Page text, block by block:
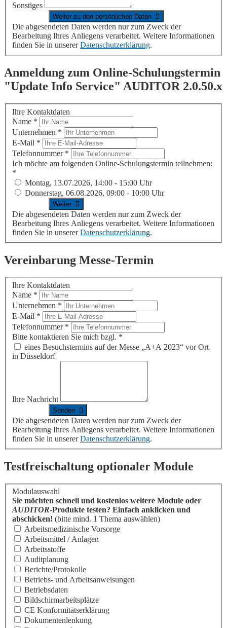
Sonstiges
Die abgesendeten Daten werden nur zum Zweck der
Bearbeitung Ihres Anliegens verarbeitet. Weitere Informationen
finden Sie in unsererDatenschutzerklärung.
Anmeldung zum Online-Schulungstermin
"Update Info Service" AUDITOR 2.0.50.x
Ihre Kontaktdaten
Name *
Unternehmen *
E-Mail *
Telefonnummer *
Ich möchte am folgenden Online-Schulungstermin teilnehmen:
*
Montag, 13.07.2026, 14:00 - 15:00 Uhr
Donnerstag, 06.08.2026, 09:00 - 10:00 Uhr
Die abgesendeten Daten werden nur zum Zweck der
Bearbeitung Ihres Anliegens verarbeitet. Weitere Informationen
finden Sie in unsererDatenschutzerklärung.
Vereinbarung Messe-Termin
Ihre Kontaktdaten
Name *
Unternehmen *
E-Mail *
Telefonnummer *
Bitte kontaktieren Sie mich bzgl. *
eines Besuchstermins auf der Messe „A+A 2023“ vor Ort
in Düsseldorf
Ihre Nachricht
Die abgesendeten Daten werden nur zum Zweck der
Bearbeitung Ihres Anliegens verarbeitet. Weitere Informationen
finden Sie in unsererDatenschutzerklärung.
Testfreischaltung optionaler Module
Modulauswahl
Sie möchten schnell und kostenlos weitere Module oder
AUDITOR-Produkte testen? Einfach anklicken und
abschicken! (bitte mind. 1 Thema auswählen)
Arbeitsmedizinische Vorsorge
Arbeitsmittel / Anlagen
Arbeitsstoffe
Auditplanung
Berichte/Protokolle
Betriebs- und Arbeitsanweisungen
Betriebsdaten
Bildschirmarbeitsplätze
CE Konformitäts­erklärung
Dokumentenlenkung